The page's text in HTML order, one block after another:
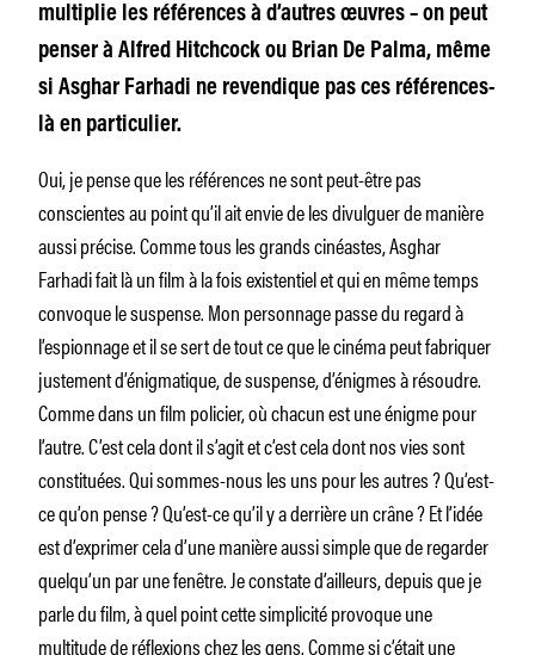
multiplie les références à d’autres œuvres – on peut
penser à Alfred Hitchcock ou Brian De Palma, même
si Asghar Farhadi ne revendique pas ces références-
là en particulier.
Oui, je pense que les références ne sont peut-être pas
conscientes au point qu’il ait envie de les divulguer de manière
aussi précise. Comme tous les grands cinéastes, Asghar
Farhadi fait là un film à la fois existentiel et qui en même temps
convoque le suspense. Mon personnage passe du regard à
l’espionnage et il se sert de tout ce que le cinéma peut fabriquer
justement d’énigmatique, de suspense, d’énigmes à résoudre.
Comme dans un film policier, où chacun est une énigme pour
l’autre. C’est cela dont il s’agit et c’est cela dont nos vies sont
constituées. Qui sommes-nous les uns pour les autres ? Qu’est-
ce qu’on pense ? Qu’est-ce qu’il y a derrière un crâne ? Et l’idée
est d’exprimer cela d’une manière aussi simple que de regarder
quelqu’un par une fenêtre. Je constate d’ailleurs, depuis que je
parle du film, à quel point cette simplicité provoque une
multitude de réflexions chez les gens. Comme si c’était une